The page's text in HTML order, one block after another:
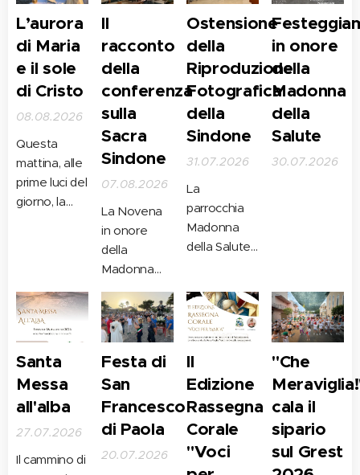
L’aurora
di Maria
e il sole
di Cristo
08.08.2026
Questa
mattina, alle
prime luci del
giorno, la
della Salute
si è ritrovata
al Molo San
Francesco
per uno dei
momenti più
suggestivi in
preparazione
alla festa
Il
racconto
della
conferenza
sulla
Sacra
Sindone
07.08.2026
La Novena
in onore
della
Madonna
della Salute
non è fatta
solo di
preghiere e
devozione,
ma è anche
il luogo in cui
la fede si
incontra la
Ostensione
della
Riproduzione
Fotografica
della
Sindone
31.07.2026
La
parrocchia
Madonna
della Salute
un evento di
straordinaria
portata
culturale. Dal
1° al 16
agosto,
infatti, la
parrocchia
in onore
della
Madonna
della
Salute
30.07.2026
Santa
Messa
all'alba
27.07.2026
Il cammino di
Festa di
San
Francesco
di Paola
20.07.2026
II
Edizione
Rassegna
Corale
"Voci
"Che
cala il
sipario
sul Grest